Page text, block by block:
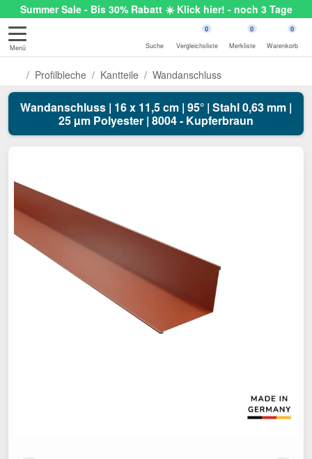
Summer Sale - Bis 30% Rabatt ☀️ Klick hier! - noch 3 Tage
Menü Suche
0
Vergleichsliste
0
Merkliste
0
Warenkorb
Profilbleche Kantteile Wandanschluss
Wandanschluss | 16 x 11,5 cm | 95° | Stahl 0,63 mm |
25 µm Polyester | 8004 - Kupferbraun